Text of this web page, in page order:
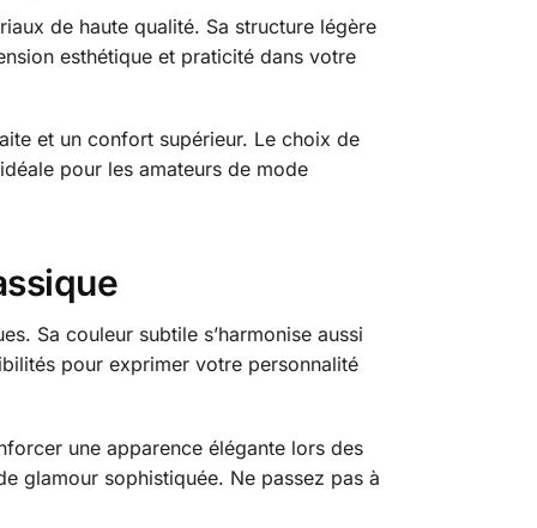
de haute qualité. Sa structure légère
esthétique et praticité dans votre
et un confort supérieur. Le choix de
pour les amateurs de mode
Sa couleur subtile s’harmonise aussi
pour exprimer votre personnalité
une apparence élégante lors des
glamour sophistiquée. Ne passez pas à